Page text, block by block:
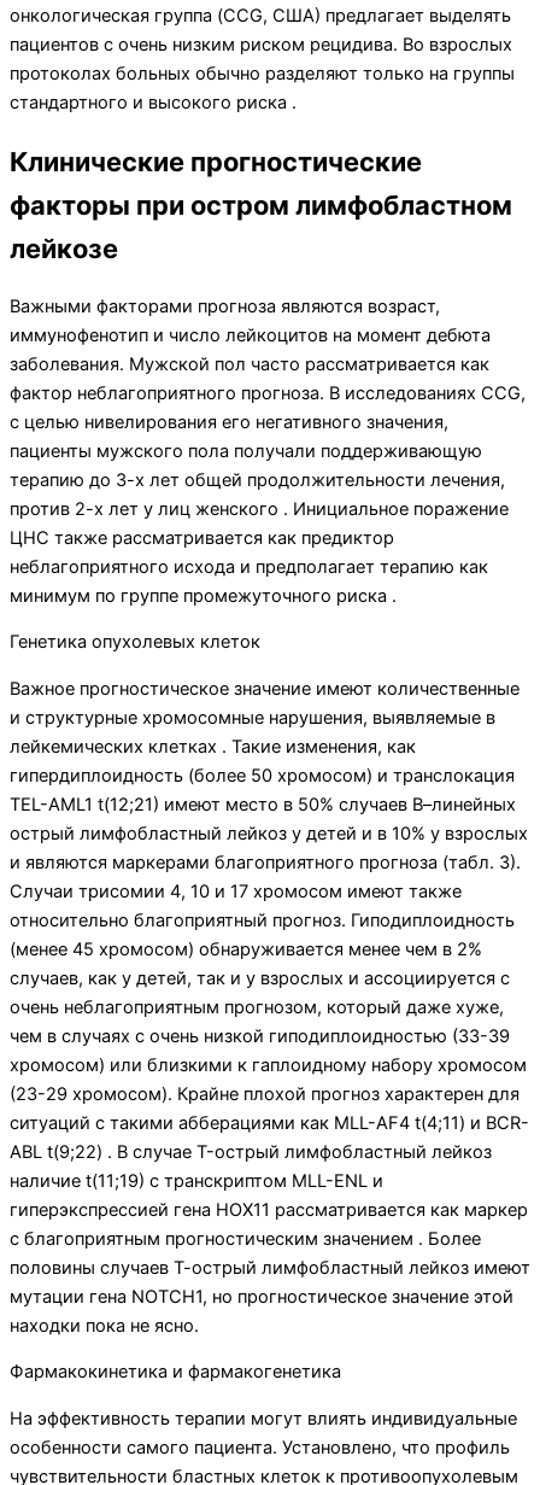
онкологическая группа (CCG, США) предлагает выделять
пациентов с очень низким риском рецидива. Во взрослых
протоколах больных обычно разделяют только на группы
стандартного и высокого риска .
Клинические прогностические
факторы при остром лимфобластном
лейкозе
Важными факторами прогноза являются возраст,
иммунофенотип и число лейкоцитов на момент дебюта
заболевания. Мужской пол часто рассматривается как
фактор неблагоприятного прогноза. В исследованиях CCG,
с целью нивелирования его негативного значения,
пациенты мужского пола получали поддерживающую
терапию до 3-х лет общей продолжительности лечения,
против 2-х лет у лиц женского . Инициальное поражение
ЦНС также рассматривается как предиктор
неблагоприятного исхода и предполагает терапию как
минимум по группе промежуточного риска .
Генетика опухолевых клеток
Важное прогностическое значение имеют количественные
и структурные хромосомные нарушения, выявляемые в
лейкемических клетках . Такие изменения, как
гипердиплоидность (более 50 хромосом) и транслокация
TEL-AML1 t(12;21) имеют место в 50% случаев В–линейных
острый лимфобластный лейкоз у детей и в 10% у взрослых
и являются маркерами благоприятного прогноза (табл. 3).
Случаи трисомии 4, 10 и 17 хромосом имеют также
относительно благоприятный прогноз. Гиподиплоидность
(менее 45 хромосом) обнаруживается менее чем в 2%
случаев, как у детей, так и у взрослых и ассоциируется с
очень неблагоприятным прогнозом, который даже хуже,
чем в случаях с очень низкой гиподиплоидностью (33-39
хромосом) или близкими к гаплоидному набору хромосом
(23-29 хромосом). Крайне плохой прогноз характерен для
ситуаций с такими абберациями как MLL-AF4 t(4;11) и BCR-
ABL t(9;22) . В случае T-острый лимфобластный лейкоз
наличие t(11;19) с транскриптом MLL-ENL и
гиперэкспрессией гена HOX11 рассматривается как маркер
с благоприятным прогностическим значением . Более
половины случаев Т-острый лимфобластный лейкоз имеют
мутации гена NOTCH1, но прогностическое значение этой
находки пока не ясно.
Фармакокинетика и фармакогенетика
На эффективность терапии могут влиять индивидуальные
особенности самого пациента. Установлено, что профиль
чувствительности бластных клеток к противоопухолевым